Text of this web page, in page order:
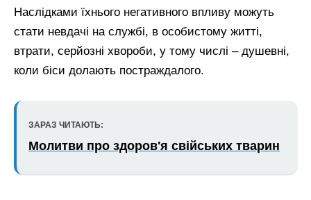
Наслідками їхнього негативного впливу можуть
стати невдачі на службі, в особистому житті,
втрати, серйозні хвороби, у тому числі – душевні,
коли біси долають постраждалого.
ЗАРАЗ ЧИТАЮТЬ:
Молитви про здоров'я свійських тварин